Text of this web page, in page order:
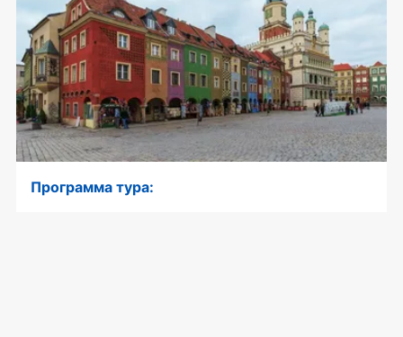
Программа тура: